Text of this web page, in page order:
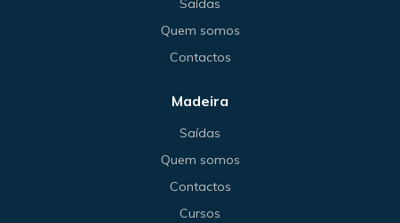
Saídas
Quem somos
Contactos
Madeira
Saídas
Quem somos
Contactos
Cursos